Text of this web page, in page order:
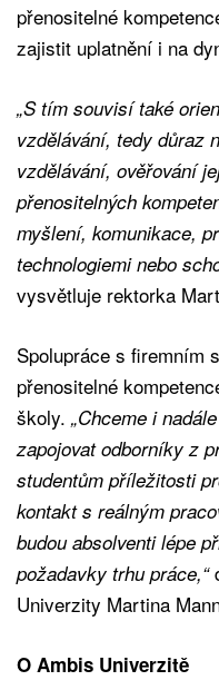
přenositelné
zajistit uplatnění i na
„S tím souvisí také
vzdělávání, tedy důraz
vzdělávání, ověřování
přenositelných
myšlení, komunikace,
technologiemi nebo
vysvětluje rektorka
Spolupráce s firemním
přenositelné
školy. „Chceme i
zapojovat odborníky z
studentům příležitosti
kontakt s reálným
budou absolventi lépe
požadavky trhu práce,“
Univerzity Martina
O Ambis Univerzitě